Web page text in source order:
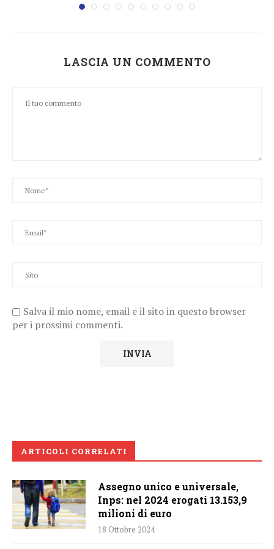
LASCIA UN COMMENTO
Salva il mio nome, email e il sito in questo browser
per i prossimi commenti.
ARTICOLI CORRELATI
Assegno unico e universale,
Inps: nel 2024 erogati 13.153,9
milioni di euro
18 Ottobre 2024